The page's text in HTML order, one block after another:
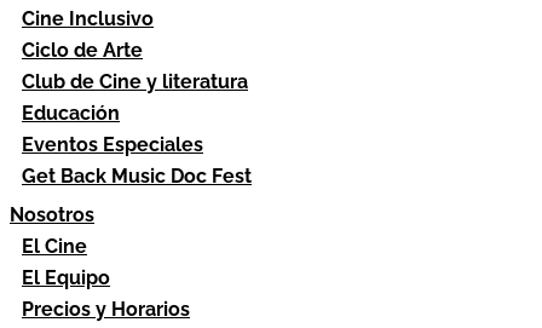
Cine Inclusivo
Ciclo de Arte
Club de Cine y literatura
Educación
Eventos Especiales
Get Back Music Doc Fest
Nosotros
El Cine
El Equipo
Precios y Horarios